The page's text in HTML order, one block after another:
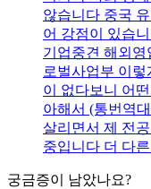
않습니다 중국
어 강점이 있습
기업중견 해외
로벌사업부 이
이 없다보니 어
아해서 (통번역
살리면서 제 전
중입니다 더 다
궁금증이 남았나요?